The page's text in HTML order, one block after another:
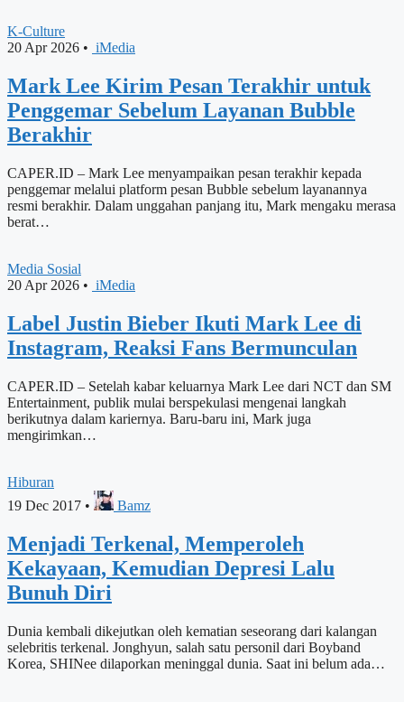
K-Culture
20 Apr 2026 • iMedia
Mark Lee Kirim Pesan Terakhir untuk
Penggemar Sebelum Layanan Bubble
Berakhir
CAPER.ID – Mark Lee menyampaikan pesan terakhir kepada
penggemar melalui platform pesan Bubble sebelum layanannya
resmi berakhir. Dalam unggahan panjang itu, Mark mengaku merasa
berat…
Media Sosial
20 Apr 2026 • iMedia
Label Justin Bieber Ikuti Mark Lee di
Instagram, Reaksi Fans Bermunculan
CAPER.ID – Setelah kabar keluarnya Mark Lee dari NCT dan SM
Entertainment, publik mulai berspekulasi mengenai langkah
berikutnya dalam kariernya. Baru-baru ini, Mark juga
mengirimkan…
Hiburan
19 Dec 2017 • Bamz
Menjadi Terkenal, Memperoleh
Kekayaan, Kemudian Depresi Lalu
Bunuh Diri
Dunia kembali dikejutkan oleh kematian seseorang dari kalangan
selebritis terkenal. Jonghyun, salah satu personil dari Boyband
Korea, SHINee dilaporkan meninggal dunia. Saat ini belum ada…